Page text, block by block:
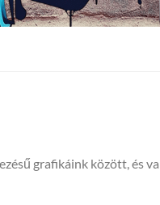
grafikáink között, és